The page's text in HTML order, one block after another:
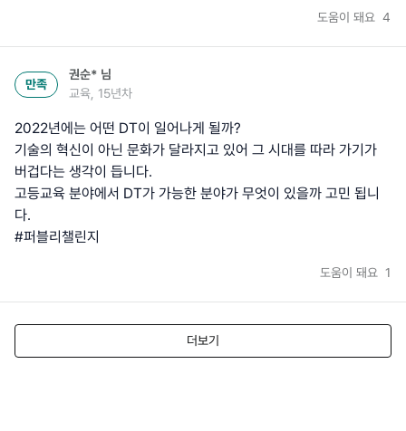
도움이 돼요 4
만족
권순* 님
교육, 15년차
2022년에는 어떤 DT이 일어나게 될까?
기술의 혁신이 아닌 문화가 달라지고 있어 그 시대를 따라 가기가
버겁다는 생각이 듭니다.
고등교육 분야에서 DT가 가능한 분야가 무엇이 있을까 고민 됩니
다.
#퍼블리챌린지
도움이 돼요 1
더보기